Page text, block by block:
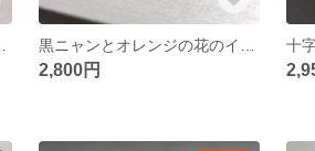
2,800円
十